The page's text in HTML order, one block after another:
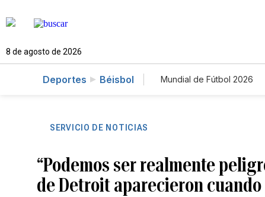
8 de agosto de 2026
Deportes Béisbol Mundial de Fútbol 2026
SERVICIO DE NOTICIAS
“Podemos ser realmente
de Detroit aparecieron